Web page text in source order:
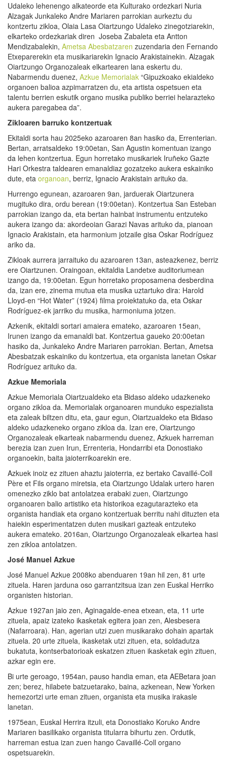
Udaleko lehenengo alkateorde eta Kulturako ordezkari Nuria
Alzagak Junkaleko Andre Mariaren parrokian aurkeztu du
kontzertu zikloa, Olaia Lasa Oiartzungo Udaleko zinegotziarekin,
elkarteko ordezkariak diren Joseba Zabaleta eta Antton
Mendizabalekin, Ametsa Abesbatzaren zuzendaria den Fernando
Etxeparerekin eta musikariarekin Ignacio Arakistainekin. Alzagak
Oiartzungo Organozaleak elkartearen lana eskertu du.
Nabarmendu duenez, Azkue Memorialak “Gipuzkoako ekialdeko
organoen balioa azpimarratzen du, eta artista ospetsuen eta
talentu berrien eskutik organo musika publiko berriei helarazteko
aukera paregabea da”.
Zikloaren barruko kontzertuak
Ekitaldi sorta hau 2025eko azaroaren 8an hasiko da, Errenterian.
Bertan, arratsaldeko 19:00etan, San Agustin komentuan izango
da lehen kontzertua. Egun horretako musikariek Iruñeko Gazte
Hari Orkestra taldearen emanaldiaz gozatzeko aukera eskainiko
dute, eta organoan, berriz, Ignacio Arakistain arituko da.
Hurrengo egunean, azaroaren 9an, jarduerak Oiartzunera
mugituko dira, ordu berean (19:00etan). Kontzertua San Esteban
parrokian izango da, eta bertan hainbat instrumentu entzuteko
aukera izango da: akordeoian Garazi Navas arituko da, pianoan
Ignacio Arakistain, eta harmonium jotzaile gisa Oskar Rodríguez
ariko da.
Zikloak aurrera jarraituko du azaroaren 13an, asteazkenez, berriz
ere Oiartzunen. Oraingoan, ekitaldia Landetxe auditoriumean
izango da, 19:00etan. Egun horretako proposamena desberdina
da, izan ere, zinema mutua eta musika uztartuko dira: Harold
Lloyd-en “Hot Water” (1924) filma proiektatuko da, eta Oskar
Rodríguez-ek jarriko du musika, harmoniuma jotzen.
Azkenik, ekitaldi sortari amaiera emateko, azaroaren 15ean,
Irunen izango da emanaldi bat. Kontzertua gaueko 20:00etan
hasiko da, Junkaleko Andre Mariaren parrokian. Bertan, Ametsa
Abesbatzak eskainiko du kontzertua, eta organista lanetan Oskar
Rodríguez arituko da.
Azkue Memoriala
Azkue Memoriala Oiartzualdeko eta Bidaso aldeko udazkeneko
organo zikloa da. Memorialak organoaren munduko espezialista
eta zaleak biltzen ditu, eta, gaur egun, Oiartzualdeko eta Bidaso
aldeko udazkeneko organo zikloa da. Izan ere, Oiartzungo
Organozaleak elkarteak nabarmendu duenez, Azkuek harreman
berezia izan zuen Irun, Errenteria, Hondarribi eta Donostiako
organoekin, baita jaioterrikoarekin ere.
Azkuek inoiz ez zituen ahaztu jaioterria, ez bertako Cavaillé-Coll
Père et Fils organo miretsia, eta Oiartzungo Udalak urtero haren
omenezko ziklo bat antolatzea erabaki zuen, Oiartzungo
organoaren balio artistiko eta historikoa ezagutarazteko eta
organista handiak eta organo kontzertuak berritu nahi dituzten eta
haiekin esperimentatzen duten musikari gazteak entzuteko
aukera emateko. 2016an, Oiartzungo Organozaleak elkartea hasi
zen zikloa antolatzen.
José Manuel Azkue
José Manuel Azkue 2008ko abenduaren 19an hil zen, 81 urte
zituela. Haren jarduna oso garrantzitsua izan zen Euskal Herriko
organisten historian.
Azkue 1927an jaio zen, Aginagalde-enea etxean, eta, 11 urte
zituela, apaiz izateko ikasketak egitera joan zen, Alesbesera
(Nafarroara). Han, agerian utzi zuen musikarako dohain apartak
zituela. 20 urte zituela, ikasketak utzi zituen, eta, soldadutza
bukatuta, kontserbatorioak eskatzen zituen ikasketak egin zituen,
azkar egin ere.
Bi urte geroago, 1954an, pauso handia eman, eta AEBetara joan
zen; berez, hilabete batzuetarako, baina, azkenean, New Yorken
hemezortzi urte eman zituen, organista eta musika irakasle
lanetan.
1975ean, Euskal Herrira itzuli, eta Donostiako Koruko Andre
Mariaren basilikako organista titularra bihurtu zen. Ordutik,
harreman estua izan zuen hango Cavaillé-Coll organo
ospetsuarekin.